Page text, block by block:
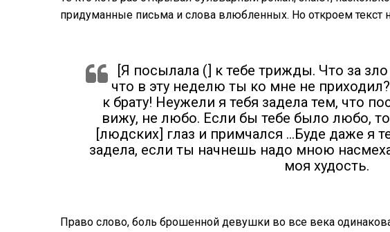
придуманные письма и слова влюбленных. Но откроем текст
[Я посылала (] к тебе трижды. Что за
что в эту неделю ты ко мне не
к брату! Неужели я тебя задела тем, что
вижу, не любо. Если бы тебе было любо,
[людских] глаз и примчался …Буде даже я
задела, если ты начнешь надо мною
моя худость.
Право слово, боль брошенной девушки во все века